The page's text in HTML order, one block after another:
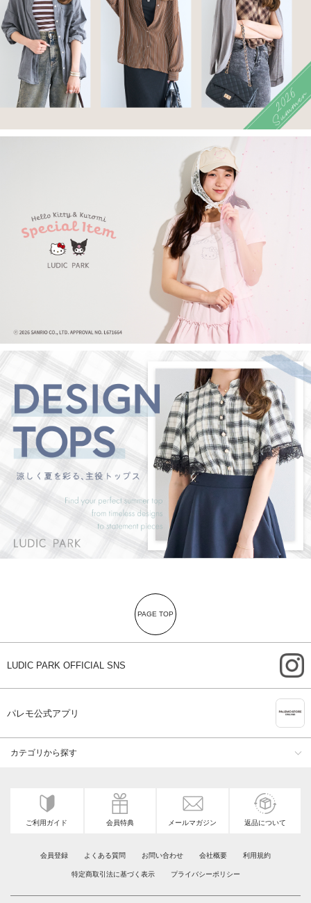
PAGE TOP
LUDIC PARK OFFICIAL SNS
パレモ公式アプリ
カテゴリから探す
ご利用ガイド 会員特典 メールマガジン 返品について
会員登録 よくある質問 お問い合わせ 会社概要 利用規約
特定商取引法に基づく表示 プライバシーポリシー